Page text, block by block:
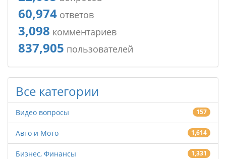
60,974 ответов
3,098 комментариев
837,905 пользователей
Все категории
Видео вопросы 157
Авто и Мото 1,614
Бизнес, Финансы 1,331